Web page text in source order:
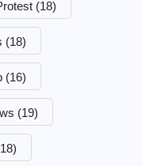
(18)
(18)
(16)
(19)